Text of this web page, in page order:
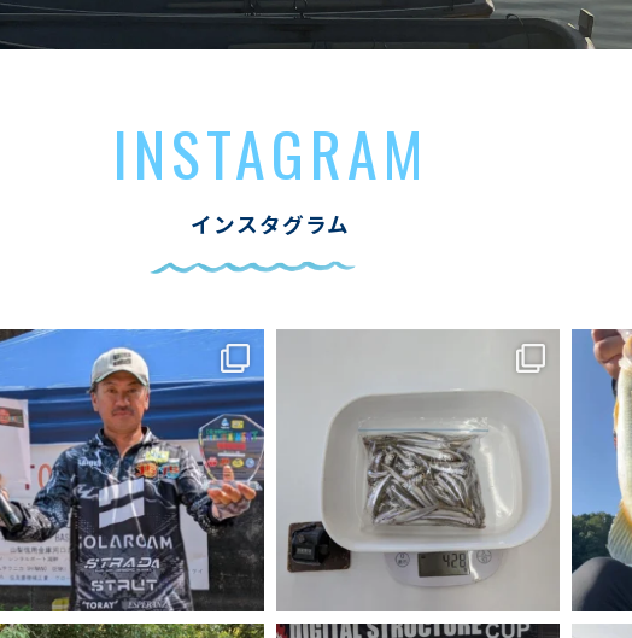
INSTAGRAM
インスタグラム